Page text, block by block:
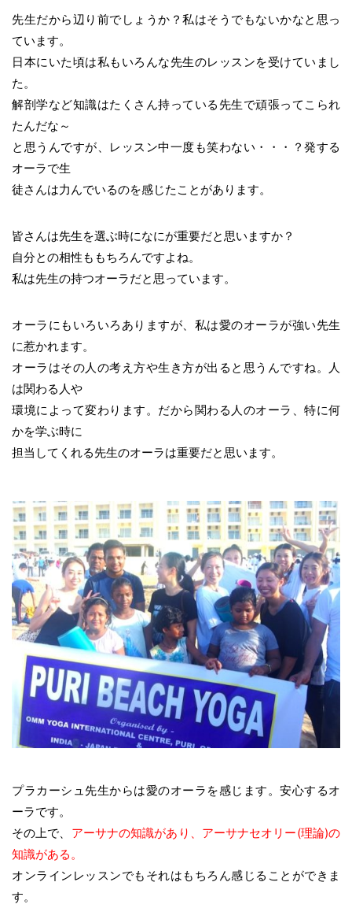
先生だから辺り前でしょうか？私はそうでもないかなと思っ
ています。
日本にいた頃は私もいろんな先生のレッスンを受けていまし
た。
解剖学など知識はたくさん持っている先生で頑張ってこられ
たんだな～
と思うんですが、レッスン中一度も笑わない・・・？発する
オーラで生
徒さんは力んでいるのを感じたことがあります。
皆さんは先生を選ぶ時になにが重要だと思いますか？
自分との相性ももちろんですよね。
私は先生の持つオーラだと思っています。
オーラにもいろいろありますが、私は愛のオーラが強い先生
に惹かれます。
オーラはその人の考え方や生き方が出ると思うんですね。人
は関わる人や
環境によって変わります。だから関わる人のオーラ、特に何
かを学ぶ時に
担当してくれる先生のオーラは重要だと思います。
プラカーシュ先生からは愛のオーラを感じます。安心するオ
ーラです。
その上で、 アーサナの知識があり、アーサナセオリー(理論)の
知識がある。
オンラインレッスンでもそれはもちろん感じることができま
す。